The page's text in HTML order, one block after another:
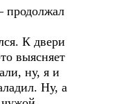
продолжал
К двери
выясняет
ну, я и
Ну, а